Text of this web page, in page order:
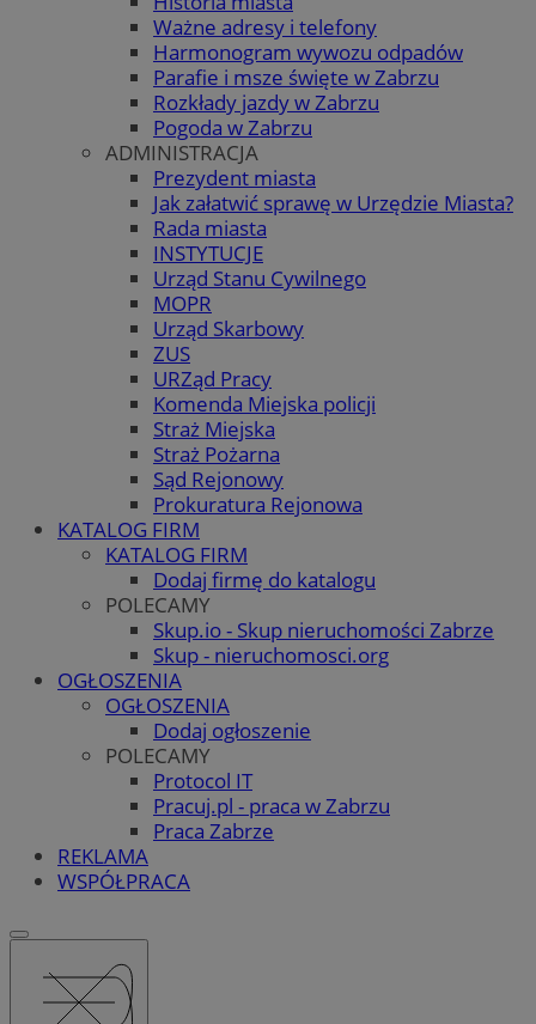
Ważne adresy i telefony
Harmonogram wywozu odpadów
Parafie i msze święte w Zabrzu
Rozkłady jazdy w Zabrzu
Pogoda w Zabrzu
ADMINISTRACJA
Prezydent miasta
Jak załatwić sprawę w Urzędzie Miasta?
Rada miasta
INSTYTUCJE
Urząd Stanu Cywilnego
MOPR
Urząd Skarbowy
ZUS
URZąd Pracy
Komenda Miejska policji
Straż Miejska
Straż Pożarna
Sąd Rejonowy
Prokuratura Rejonowa
KATALOG FIRM
KATALOG FIRM
Dodaj firmę do katalogu
POLECAMY
Skup.io - Skup nieruchomości Zabrze
Skup - nieruchomosci.org
OGŁOSZENIA
OGŁOSZENIA
Dodaj ogłoszenie
POLECAMY
Protocol IT
Pracuj.pl - praca w Zabrzu
Praca Zabrze
REKLAMA
WSPÓŁPRACA